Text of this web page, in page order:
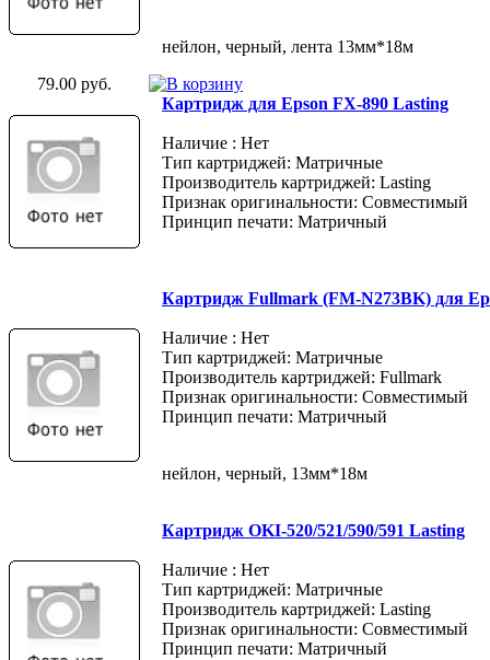
нейлон, черный, лента 13мм*18м
79.00 руб.
Картридж для Epson FX-890 Lasting
Наличие : Нет
Тип картриджей: Матричные
Производитель картриджей: Lasting
Признак оригинальности: Совместимый
Принцип печати: Матричный
Картридж Fullmark (FM-N273BK) для
Наличие : Нет
Тип картриджей: Матричные
Производитель картриджей: Fullmark
Признак оригинальности: Совместимый
Принцип печати: Матричный
нейлон, черный, 13мм*18м
Картридж OKI-520/521/590/591 Lasting
Наличие : Нет
Тип картриджей: Матричные
Производитель картриджей: Lasting
Признак оригинальности: Совместимый
Принцип печати: Матричный